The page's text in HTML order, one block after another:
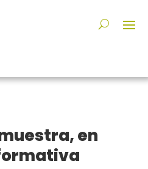
en